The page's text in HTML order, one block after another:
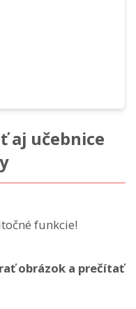
aj učebnice
funkcie!
obrázok a prečítať